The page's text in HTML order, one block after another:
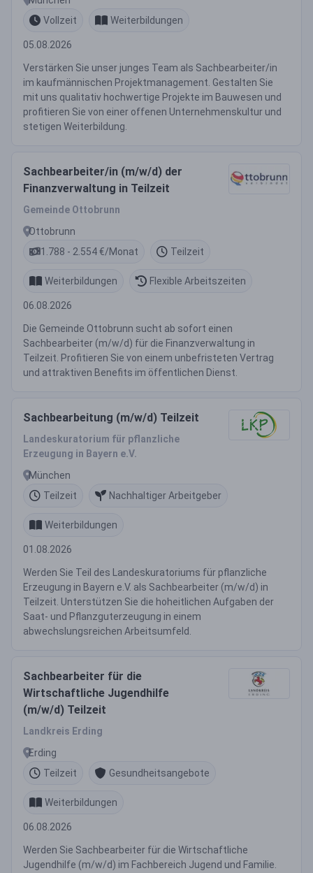
Vollzeit
Weiterbildungen
05.08.2026
Verstärken Sie unser junges Team als Sachbearbeiter/in
im kaufmännischen Projektmanagement. Gestalten Sie
mit uns qualitativ hochwertige Projekte im Bauwesen und
profitieren Sie von einer offenen Unternehmenskultur und
stetigen Weiterbildung.
Sachbearbeiter/in (m/w/d) der
Finanzverwaltung in Teilzeit
Gemeinde Ottobrunn
Ottobrunn
1.788 - 2.554 €/Monat
Teilzeit
Weiterbildungen Flexible Arbeitszeiten
06.08.2026
Die Gemeinde Ottobrunn sucht ab sofort einen
Sachbearbeiter (m/w/d) für die Finanzverwaltung in
Teilzeit. Profitieren Sie von einem unbefristeten Vertrag
und attraktiven Benefits im öffentlichen Dienst.
Sachbearbeitung (m/w/d) Teilzeit
Landeskuratorium für pflanzliche
Erzeugung in Bayern e.V.
München
Teilzeit
Nachhaltiger Arbeitgeber
Weiterbildungen
01.08.2026
Werden Sie Teil des Landeskuratoriums für pflanzliche
Erzeugung in Bayern e.V. als Sachbearbeiter (m/w/d) in
Teilzeit. Unterstützen Sie die hoheitlichen Aufgaben der
Saat- und Pflanzguterzeugung in einem
abwechslungsreichen Arbeitsumfeld.
Sachbearbeiter für die
Wirtschaftliche Jugendhilfe
(m/w/d) Teilzeit
Landkreis Erding
Erding
Teilzeit
Gesundheitsangebote
Weiterbildungen
06.08.2026
Werden Sie Sachbearbeiter für die Wirtschaftliche
Jugendhilfe (m/w/d) im Fachbereich Jugend und Familie.